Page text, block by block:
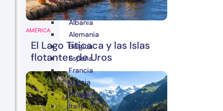
AMÉRICA
El Lago Titicaca y las Islas
flotantes de Uros
Albania
Alemania
Bélgica
España
Francia
Grecia
Hungría
Italia